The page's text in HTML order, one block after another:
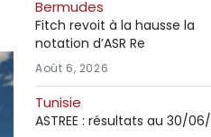
Bermudes
Fitch revoit à la hausse la
notation d’ASR Re
Août 6, 2026
Tunisie
ASTREE : résultats au 30/